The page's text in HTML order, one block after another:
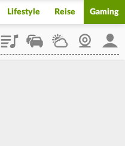
Lifestyle Reise Gaming
PlaylistStaupilotWetterWebcam